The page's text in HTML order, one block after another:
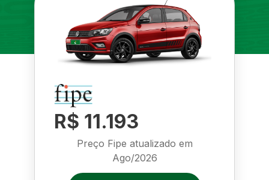
R$ 11.193
Preço Fipe atualizado em
Ago/2026